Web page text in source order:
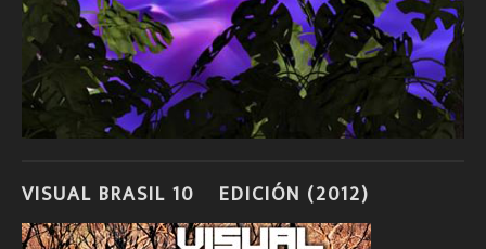
VISUAL BRASIL 10º EDICIÓN (2012)